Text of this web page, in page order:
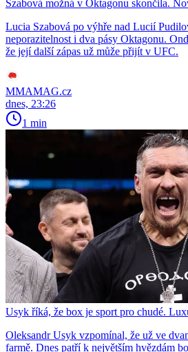
Szabová možná v Oktagonu skončila.
Lucia Szabová po výhře nad Lucií
neporazitelnost i dva pásy Oktagonu.
že její další zápas už může přijít v UFC.
MMAMAG.cz
dnes, 23:26
1 min
Usyk říká, že box je sport pro chudé.
Oleksandr Usyk vzpomínal, že už ve
farmě. Dnes patří k největším hvězdám